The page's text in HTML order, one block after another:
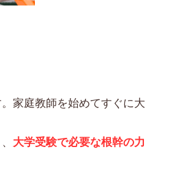
家庭教師を始めてすぐに大
大学受験で必要な根幹の力